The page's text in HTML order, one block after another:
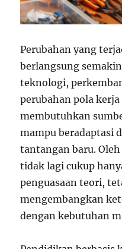
Perubahan yang
berlangsung
teknologi,
perubahan pola
membutuhkan
mampu beradaptasi
tantangan baru.
tidak lagi cukup
penguasaan teori,
mengembangkan
dengan kebutuhan